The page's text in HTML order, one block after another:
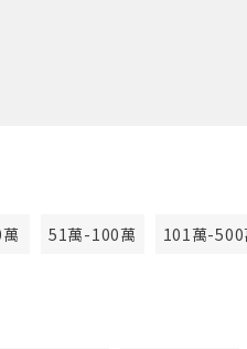
51萬-100萬 101萬-500